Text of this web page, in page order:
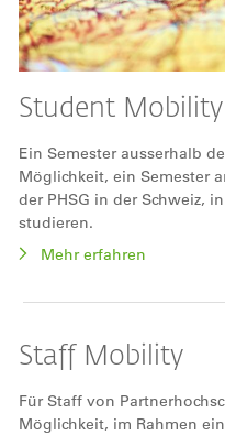
Student Mobility
Ein Semester ausserhalb
Möglichkeit, ein Semester
der PHSG in der Schweiz,
studieren.
Mehr erfahren
Staff Mobility
Für Staff von
Möglichkeit, im Rahmen